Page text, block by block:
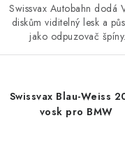
Swissvax Autobahn dodá
diskům viditelný lesk a
jako odpuzovač špíny.
Swissvax Blau-Weiss
vosk pro BMW